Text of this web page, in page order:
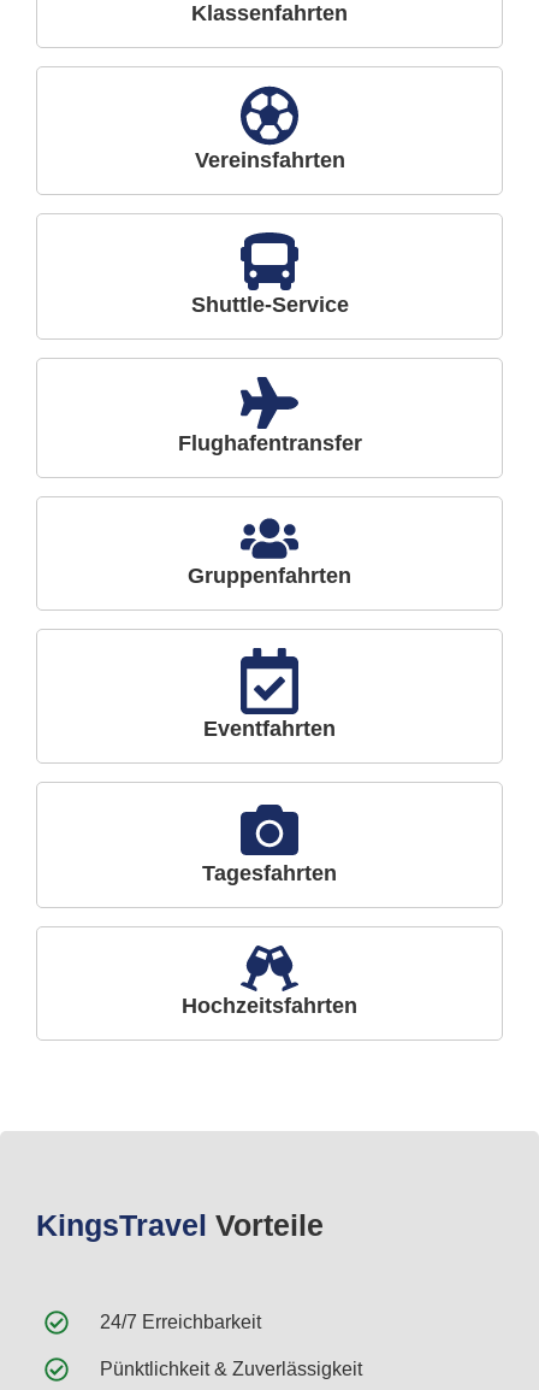
Klassenfahrten
Vereinsfahrten
Shuttle-Service
Flughafentransfer
Gruppenfahrten
Eventfahrten
Tagesfahrten
Hochzeitsfahrten
KingsTravel Vorteile
24/7 Erreichbarkeit
Pünktlichkeit & Zuverlässigkeit